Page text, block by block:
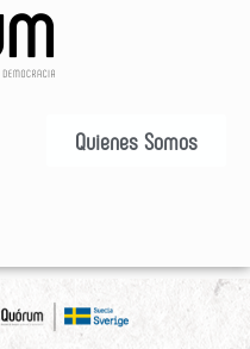
Quienes Somos